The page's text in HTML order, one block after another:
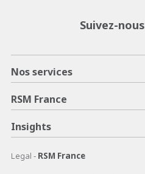
Suivez-nous
Nos services
RSM France
Insights
Legal - RSM France